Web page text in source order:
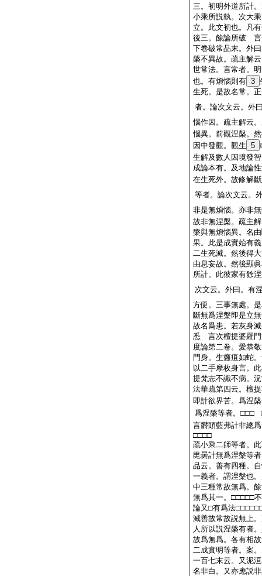
三。初明外道所計
小乘所説執。次大
立。此文初也。凡
後三。餘論所破 言
下卷破常品末。外
槃不異故。疏主解
世常法。言常者。
也。有煩惱則有 3
生死。是故名常。
者。論次文云。外
惱作因。疏主解云
惱異。前觀涅槃。
因中發觀。觀生 5
生解及數人因境發
成論本有。及地論
在生死外。故修解
等者。論次文云。
非是無煩惱。亦非
故非無涅槃。疏主
槃與無煩惱異。名
果。此是成實始有
二生死滅。然後得
由息妄故。然後顯
所計。此彼家有餘
次文云。外曰。有
方便。三事無處。
斷無爲涅槃即是立
故名爲患。若灰身
悉 言次檀提婆羅門
度論第二卷。愛恭
門身。生癰疽如蛇
以二手摩枚身言。
提梵志不識不病。
法華疏第四云。檀
即計欲界苦。爲涅
爲涅槃等者。□□□
言欝頭藍弗計非總
□□□□
疏小乘二師等者。
毘曇計無爲涅槃等
品云。善有四種。
一義者。謂涅槃也
中三種常故無爲。
無爲其一。□□□□□
論又□有爲法
滅善故常故説無上
人所以説涅槃有者
故爲無爲。各有相
二成實明等者。案
一百七末云。又泥
名非白。又亦應説